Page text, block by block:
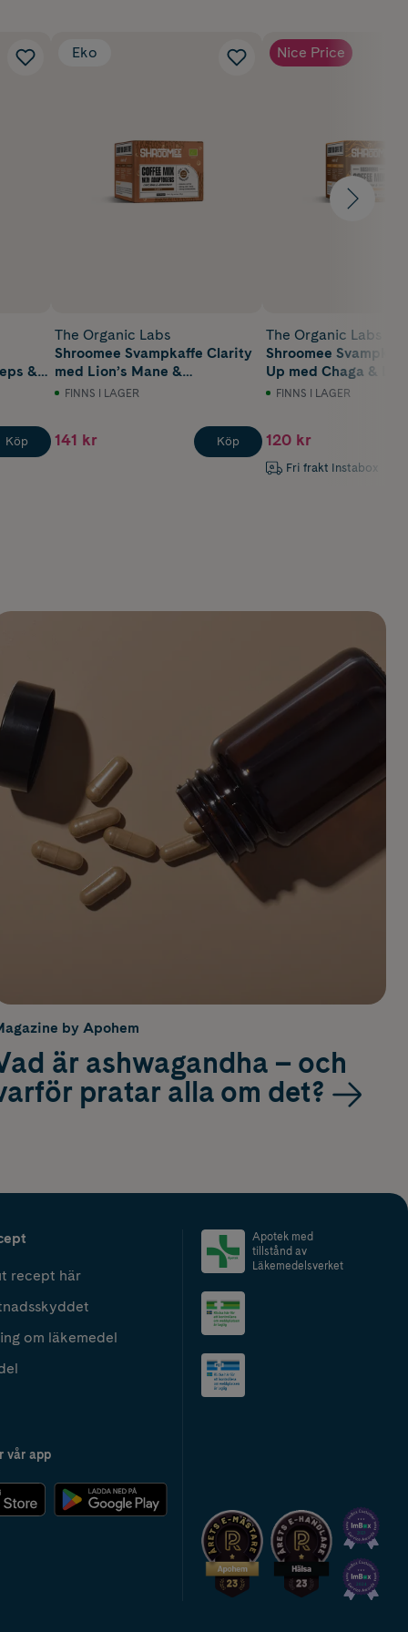
&
Köp
Eko
The Organic Labs
Shroomee Svampkaffe Clarity
med Lion’s Mane &
Ashwagandha 10 st
FINNS I LAGER
141 kr Köp
Nice Price
The Organic Labs
Shroomee
Up med Chaga &
10 st portionspåsar
FINNS I LAGER
120 kr
Fri frakt Instabox
by Apohem
är ashwagandha – och
pratar alla om det?
recept här
om läkemedel
vår app
Apotek med
tillstånd av
Läkemedelsverket
2024